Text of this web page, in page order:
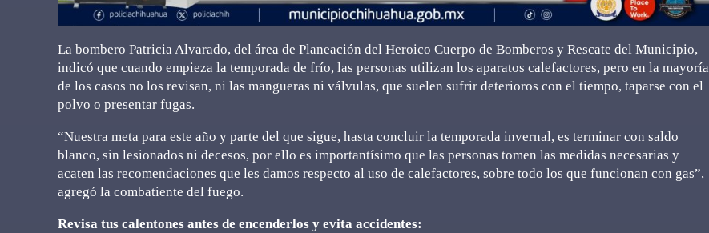
La bombero Patricia Alvarado, del área de Planeación del Heroico Cuerpo de Bomberos y Rescate del Municipio,
indicó que cuando empieza la temporada de frío, las personas utilizan los aparatos calefactores, pero en la mayoría
de los casos no los revisan, ni las mangueras ni válvulas, que suelen sufrir deterioros con el tiempo, taparse con el
polvo o presentar fugas.
“Nuestra meta para este año y parte del que sigue, hasta concluir la temporada invernal, es terminar con saldo
blanco, sin lesionados ni decesos, por ello es importantísimo que las personas tomen las medidas necesarias y
acaten las recomendaciones que les damos respecto al uso de calefactores, sobre todo los que funcionan con gas”,
agregó la combatiente del fuego.
Revisa tus calentones antes de encenderlos y evita accidentes: